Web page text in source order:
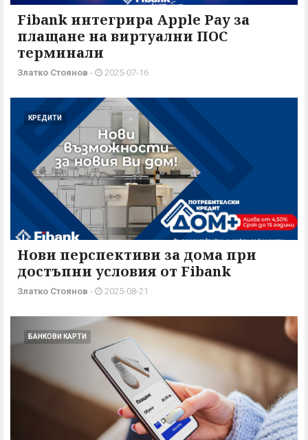
Fibank интегрира Apple Pay за
плащане на виртуални ПОС
терминали
Златко Стоянов - 2025-07-16
КРЕДИТИ
Нови перспективи за дома при
достъпни условия от Fibank
Златко Стоянов - 2025-08-21
БАНКОВИ КАРТИ